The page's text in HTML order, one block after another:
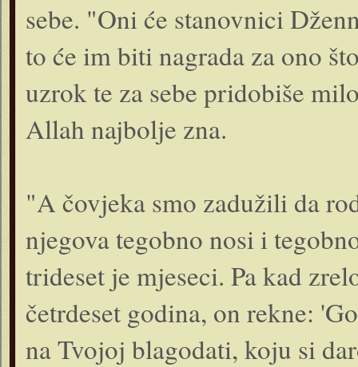
sebe. "Oni će stanovnici
to će im biti nagrada za ono
uzrok te za sebe pridobiše
Allah najbolje zna.
"A čovjeka smo zadužili da
njegova tegobno nosi i
trideset je mjeseci. Pa kad
četrdeset godina, on rekne:
na Tvojoj blagodati, koju si